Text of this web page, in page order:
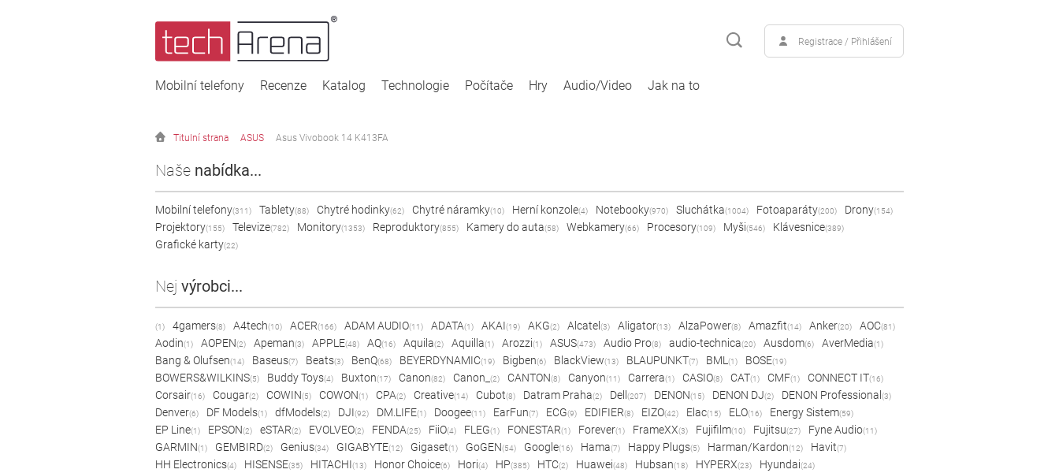
Registrace / Přihlášení
Mobilní telefony Recenze Katalog Technologie Počítače Hry Audio/Video Jak na to
Titulní strana ASUS Asus Vivobook 14 K413FA
Naše nabídka...
Mobilní telefony(311) Tablety(88) Chytré hodinky(62) Chytré náramky(10) Herní konzole(4) Notebooky(970) Sluchátka(1004) Fotoaparáty(200) Drony(154)
Projektory(155) Televize(782) Monitory(1353) Reproduktory(855) Kamery do auta(58) Webkamery(66) Procesory(109) Myši(546) Klávesnice(389)
Grafické karty(22)
Nej výrobci...
(1) 4gamers(8) A4tech(10) ACER(166) ADAM AUDIO(11) ADATA(1) AKAI(19) AKG(2) Alcatel (3) Aligator(13) AlzaPower(8) Amazfit(14) Anker(20) AOC(81)
Aodin(1) AOPEN(2) Apeman(3) APPLE(48) AQ(16) Aquila(2) Aquilla(1) Arozzi(1) ASUS(473) Audio Pro(8) audio-technica(20) Ausdom(6) AverMedia(1)
Bang & Olufsen(14) Baseus(7) Beats(3) BenQ(68) BEYERDYNAMIC(19) Bigben(6) BlackView(13) BLAUPUNKT(7) BML(1) BOSE(19)
BOWERS&WILKINS(5) Buddy Toys(4) Buxton(17) Canon(82) Canon_ (2) CANTON(8) Canyon(11) Carrera(1) CASIO(8) CAT(1) CMF(1) CONNECT IT(16)
Corsair(16) Cougar(2) COWIN(5) COWON(1) CPA(2) Creative(14) Cubot(8) Datram Praha(2) Dell (207) DENON(15) DENON DJ(2) DENON Professional (3)
Denver(6) DF Models(1) dfModels(2) DJI(92) DM.LIFE(1) Doogee(11) EarFun(7) ECG(9) EDIFIER(8) EIZO(42) Elac(15) ELO(16) Energy Sistem(59)
EP Line(1) EPSON(2) eSTAR(2) EVOLVEO(2) FENDA(25) FiiO(4) FLEG(1) FONESTAR(1) Forever(1) FrameXX(3) Fujifilm(10) Fujitsu(27) Fyne Audio(11)
GARMIN(1) GEMBIRD(2) Genius(34) GIGABYTE(12) Gigaset(1) GoGEN(54) Google(16) Hama(7) Happy Plugs(5) Harman/Kardon(12) Havit(7)
HH Electronics(4) HISENSE(35) HITACHI(13) Honor Choice(6) Hori(4) HP(385) HTC(2) Huawei(48) Hubsan(18) HYPERX(23) Hyundai(24)